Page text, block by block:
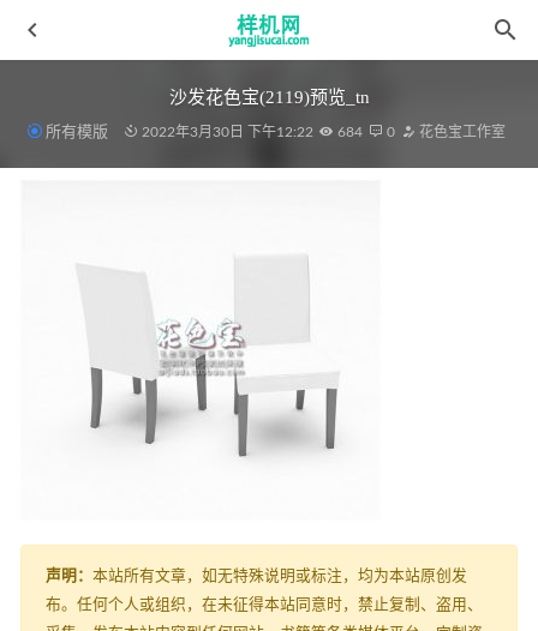
沙发花色宝(2119)预览_tn
所有模版 2022年3月30日 下午12:22 684 0 花色宝工作室
声明： 本站所有文章，如无特殊说明或标注，均为本站原创发
布。任何个人或组织，在未征得本站同意时，禁止复制、盗用、
绗缝被Rio_tn 2022-03-19
挂毯aijiads.taobao (1864)智能
床单 aijiads.taobao (1245) 2022-04-10
psd床模板aijiads.taobao (1154)-智能效果2